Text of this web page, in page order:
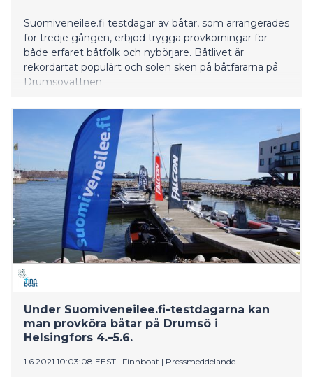
Suomiveneilee.fi testdagar av båtar, som arrangerades
för tredje gången, erbjöd trygga provkörningar för
både erfaret båtfolk och nybörjare. Båtlivet är
rekordartat populärt och solen sken på båtfararna på
Drumsövattnen.
Under Suomiveneilee.fi-testdagarna kan
man provköra båtar på Drumsö i
Helsingfors 4.–5.6.
1.6.2021 10:03:08 EEST | Finnboat | Pressmeddelande